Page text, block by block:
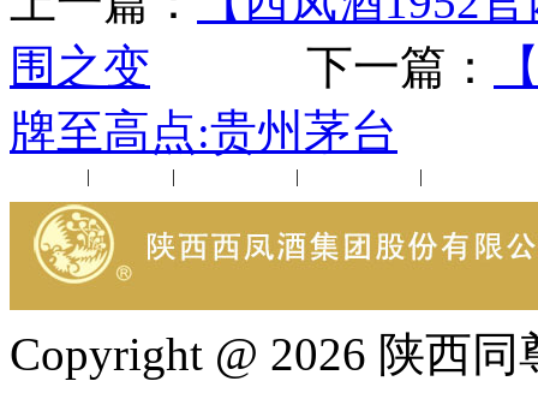
围之变 下一篇：
牌至高点:贵州茅台
| | | |
Copyright @ 2026 陕西